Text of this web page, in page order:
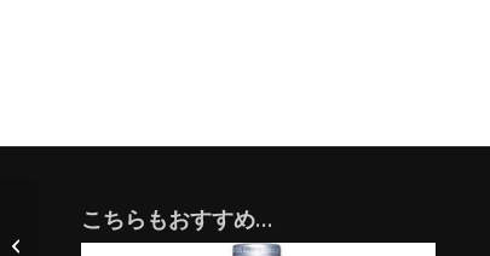
こちらもおすすめ…
ほまれ酒造 会津ほまれ
化粧水 200 ml 5 本まで